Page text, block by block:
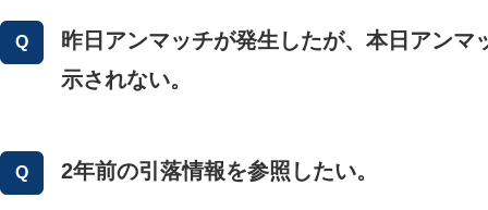
昨日アンマッチが発生したが、本日アン
示されない。
2年前の引落情報を参照したい。